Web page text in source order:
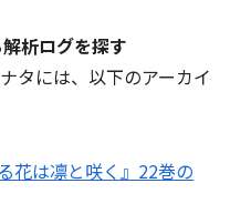
析ログを探す
タには、以下のアーカイ
花は凛と咲く』22巻の